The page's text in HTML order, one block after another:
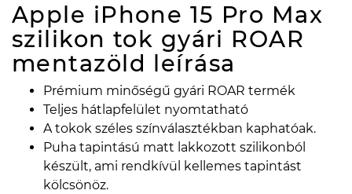
Apple iPhone 15 Pro Max
szilikon tok gyári ROAR
mentazöld leírása
Prémium minőségű gyári ROAR termék
Teljes hátlapfelület nyomtatható
A tokok széles színválasztékban kaphatóak.
Puha tapintású matt lakkozott szilikonból
készült, ami rendkívül kellemes tapintást
kölcsönöz.